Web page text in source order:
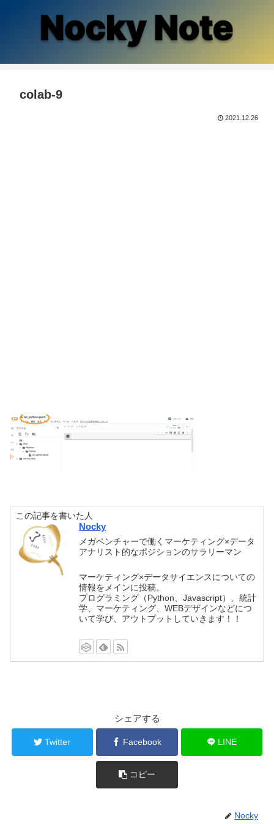
colab-9
2021.12.26
この記事を書いた人
Nocky
メガベンチャーで働くマーケティング×データ
アナリスト的なポジションのサラリーマン
マーケティング×データサイエンスについての
情報をメインに投稿。
プログラミング（Python、Javascript）、統計
学、マーケティング、WEBデザインなどにつ
いて学び、アウトプットしていきます！！
シェアする
Twitter Facebook LINE
コピー
Nocky